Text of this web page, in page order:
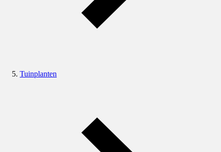
Tuinplanten